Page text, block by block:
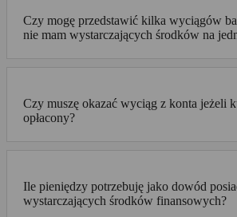
Czy mogę przedstawić kilka wyciągów
nie mam wystarczających środków na
Czy muszę okazać wyciąg z konta jeżeli
opłacony?
Ile pieniędzy potrzebuję jako dowód
wystarczających środków finansowych?